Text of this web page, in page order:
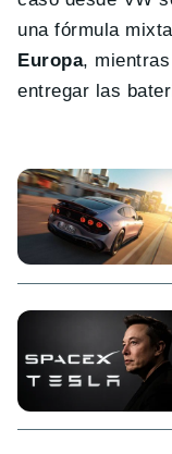
una fórmula
Europa,
entregar las